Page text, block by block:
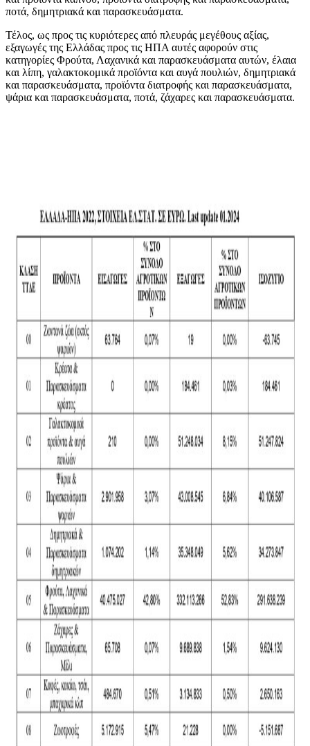
ποτά, δημητριακά και παρασκευάσματα.
Τέλος, ως προς τις κυριότερες από πλευράς μεγέθους αξίας,
εξαγωγές της Ελλάδας προς τις ΗΠΑ αυτές αφορούν στις
κατηγορίες Φρούτα, Λαχανικά και παρασκευάσματα αυτών, έλαια
και λίπη, γαλακτοκομικά προϊόντα και αυγά πουλιών, δημητριακά
και παρασκευάσματα, προϊόντα διατροφής και παρασκευάσματα,
ψάρια και παρασκευάσματα, ποτά, ζάχαρες και παρασκευάσματα.